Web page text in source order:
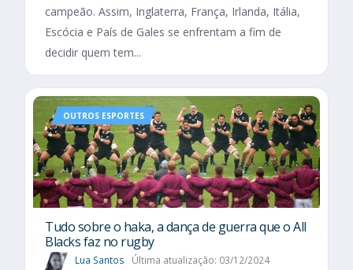
campeão. Assim, Inglaterra, França, Irlanda, Itália,
Escócia e País de Gales se enfrentam a fim de
decidir quem tem...
OUTROS ESPORTES
Tudo sobre o haka, a dança de guerra que o All
Blacks faz no rugby
Lua Santos Última atualização: 03/12/2024